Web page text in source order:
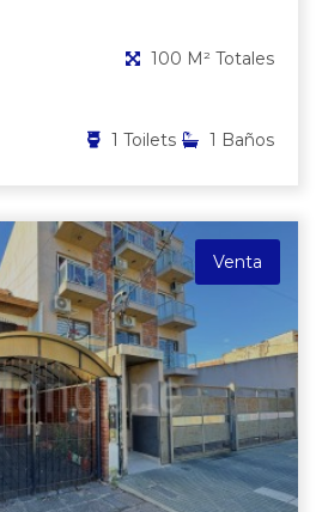
100 M² Totales
1 Baños
1 Toilets
Venta